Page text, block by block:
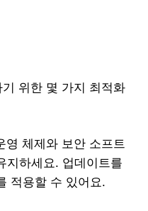
위한 몇 가지 최적화
영 체제와 보안 소프트
지하세요. 업데이트를
적용할 수 있어요.